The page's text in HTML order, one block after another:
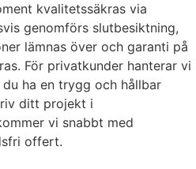
kvalitetssäkras via
genomförs slutbesiktning,
lämnas över och garanti på
För privatkunder hanterar vi
ha en trygg och hållbar
ditt projekt i
vi snabbt med
offert.